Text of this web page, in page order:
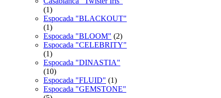
(1)
Espocada "BLACKOUT"
(1)
Espocada "BLOOM" (2)
Espocada "CELEBRITY"
(1)
Espocada "DINASTIA"
(10)
Espocada "FLUID" (1)
Espocada "GEMSTONE"